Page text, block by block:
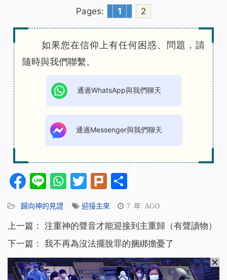
Pages: 1 2
如果您在信仰上有任何困惑、問題，請
隨時與我們聯繫。
通過WhatsApp與我們聊天
通過Messenger與我們聊天
Facebook
LineWhatsApp
Twitter
Plurk
享
歸向神的見證 迎接主來 7 年 AGO
上一篇： 注重神的聲音才能迎接到主重歸（有聲讀物）
下一篇： 我不再為沒法擺脫罪的捆綁擔憂了